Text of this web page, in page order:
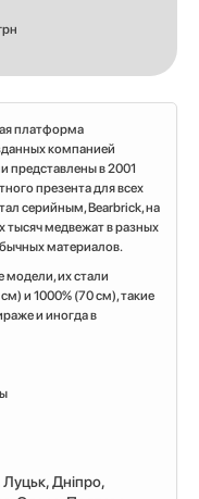
платформа
компанией
представлены в 2001
презента для всех
серийным, Bearbrick, на
медвежат в разных
материалов.
модели, их стали
и 1000% (70 см), такие
и иногда в
Луцьк, Дніпро,